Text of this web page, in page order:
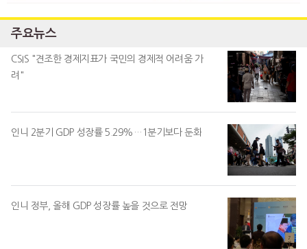
주요뉴스
CSIS "견조한 경제지표가 국민의 경제적 어려움 가
려"
인니 2분기 GDP 성장률 5.29%…1분기보다 둔화
인니 정부, 올해 GDP 성장률 높을 것으로 전망